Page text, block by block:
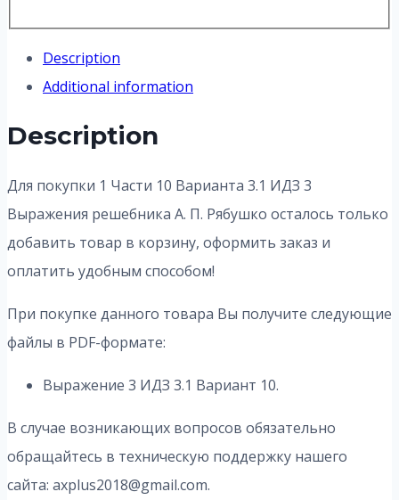
Description
Additional information
Description
Для покупки 1 Части 10 Варианта 3.1 ИДЗ 3
Выражения решебника А. П. Рябушко осталось только
добавить товар в корзину, оформить заказ и
оплатить удобным способом!
При покупке данного товара Вы получите следующие
файлы в PDF-формате:
Выражение 3 ИДЗ 3.1 Вариант 10.
В случае возникающих вопросов обязательно
обращайтесь в техническую поддержку нашего
сайта: axplus2018@gmail.com.